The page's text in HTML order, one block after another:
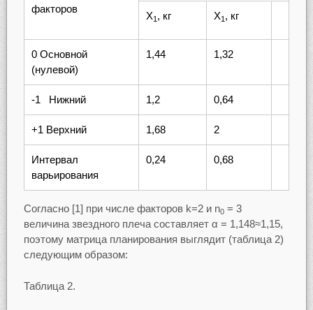
факторов
X1 , кг X1 , кг
0 Основной
(нулевой)
1,44 1,32
-1 Нижний 1,2 0,64
+1 Верхний 1,68 2
Интервал
варьирования
0,24 0,68
Согласно [1] при числе факторов k=2 и n0= 3
величина звездного плеча составляет α = 1,148≈1,15,
поэтому матрица планирования выглядит (таблица 2)
следующим образом:
Таблица 2.